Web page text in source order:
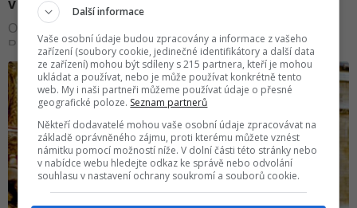
Další informace
Vaše osobní údaje budou zpracovány a informace z vašeho
zařízení (soubory cookie, jedinečné identifikátory a další data
ze zařízení) mohou být sdíleny s 215 partnera, kteří je mohou
ukládat a používat, nebo je může používat konkrétně tento
web. My i naši partneři můžeme používat údaje o přesné
geografické poloze. Seznam partnerů
Někteří dodavatelé mohou vaše osobní údaje zpracovávat na
základě oprávněného zájmu, proti kterému můžete vznést
námitku pomocí možností níže. V dolní části této stránky nebo
v nabídce webu hledejte odkaz ke správě nebo odvolání
souhlasu v nastavení ochrany soukromí a souborů cookie.